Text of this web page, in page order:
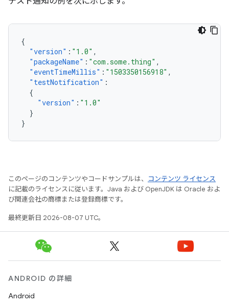
{
"version" : "1.0" ,
"packageName" : "com.some.thing" ,
"eventTimeMillis" : "1503350156918" ,
"testNotification" :
{
"version" : "1.0"
}
}
このページのコンテンツやコードサンプルは、
コンテンツ ライセンス
に記載のライセンスに従います。Java および OpenJDK は Oracle およ
び関連会社の商標または登録商標です。
最終更新日 2026-08-07 UTC。
ANDROID の詳細
Android